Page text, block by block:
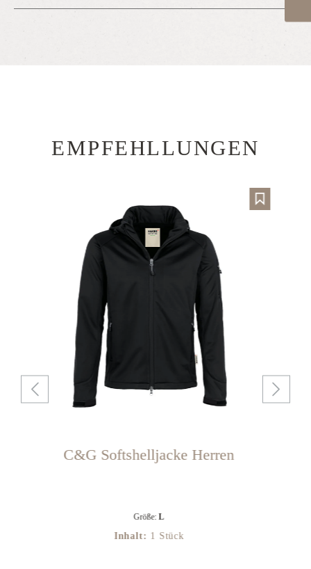
Produktgalerie überspringen
EMPFEHLLUNGEN
C&G Softshelljacke Herren
Größe:L
Inhalt: 1 Stück